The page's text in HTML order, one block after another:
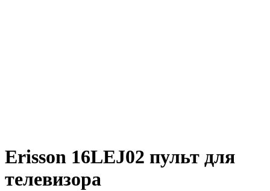
Erisson 16LEJ02 пульт для
телевизора